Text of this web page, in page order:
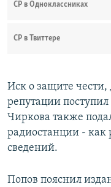
СР в Одноклассниках
СР в Твиттере
Иск о защите чести,
репутации
Чиркова также
радиостанции - как
сведений.
Попов пояснил